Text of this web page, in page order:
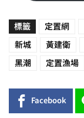
標籤 定置網
新城 黃建衛
黑潮 定置漁場
Facebook